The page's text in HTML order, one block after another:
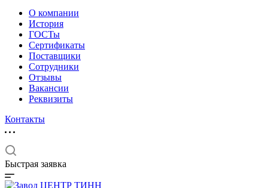
О компании
История
ГОСТы
Сертификаты
Поставщики
Сотрудники
Отзывы
Вакансии
Реквизиты
Контакты
Быстрая заявка